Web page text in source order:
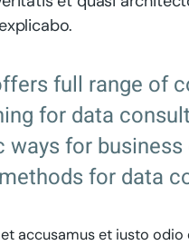
full range of
for data
ways for
for data
accusamus et iusto odio